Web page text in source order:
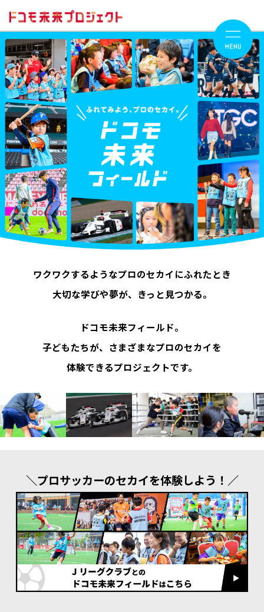
ワクワクするようなプロのセカイにふれたとき
大切な学びや夢が、きっと見つかる。
ドコモ未来フィールド。
子どもたちが、さまざまなプロのセカイを
体験できるプロジェクトです。
＼プロサッカーのセカイを体験しよう！／